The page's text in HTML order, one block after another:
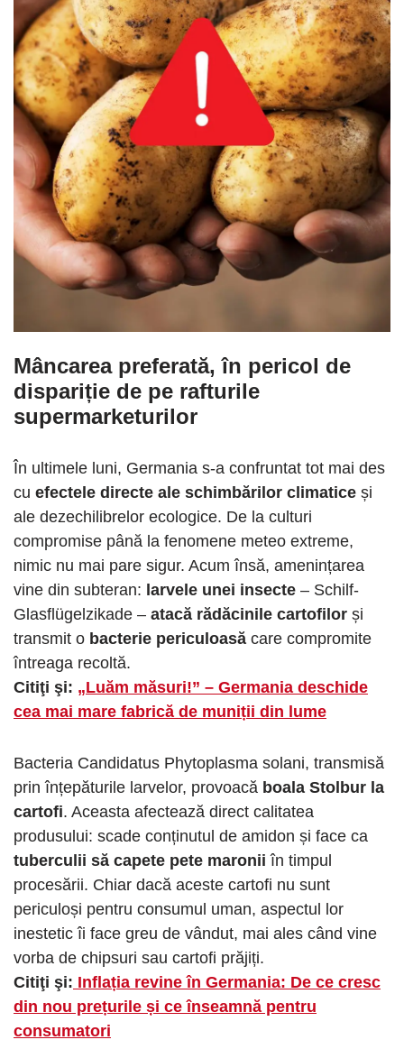
Mâncarea preferată, în pericol de
dispariție de pe rafturile
supermarketurilor
În ultimele luni, Germania s-a confruntat tot mai des
cu efectele directe ale schimbărilor climatice și
ale dezechilibrelor ecologice. De la culturi
compromise până la fenomene meteo extreme,
nimic nu mai pare sigur. Acum însă, amenințarea
vine din subteran: larvele unei insecte – Schilf-
Glasflügelzikade – atacă rădăcinile cartofilor și
transmit o bacterie periculoasă care compromite
întreaga recoltă.
Citiţi şi: „Luăm măsuri!” – Germania deschide
cea mai mare fabrică de muniții din lume
Bacteria Candidatus Phytoplasma solani, transmisă
prin înțepăturile larvelor, provoacă boala Stolbur la
cartofi. Aceasta afectează direct calitatea
produsului: scade conținutul de amidon și face ca
tuberculii să capete pete maronii în timpul
procesării. Chiar dacă aceste cartofi nu sunt
periculoși pentru consumul uman, aspectul lor
inestetic îi face greu de vândut, mai ales când vine
vorba de chipsuri sau cartofi prăjiți.
Citiţi şi: Inflația revine în Germania: De ce cresc
din nou prețurile și ce înseamnă pentru
consumatori